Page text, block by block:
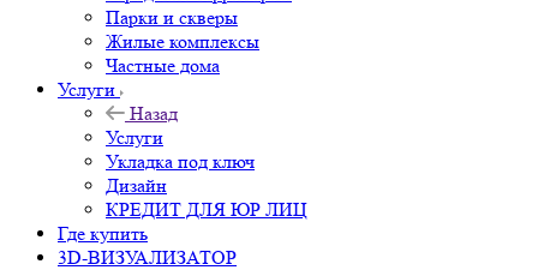
Парки и скверы
Жилые комплексы
Частные дома
Услуги
Назад
Услуги
Укладка под ключ
Дизайн
КРЕДИТ ДЛЯ ЮР ЛИЦ
Где купить
3D-ВИЗУАЛИЗАТОР